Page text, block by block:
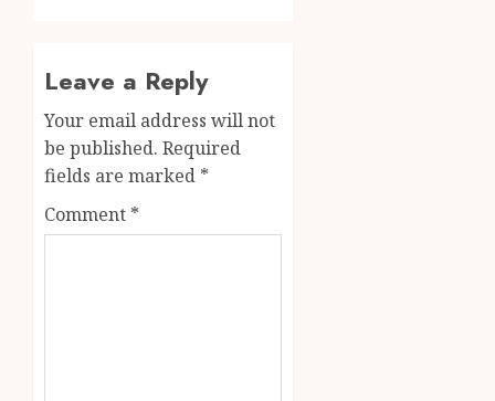
Leave a Reply
Your email address will not
be published. Required
fields are marked *
Comment *